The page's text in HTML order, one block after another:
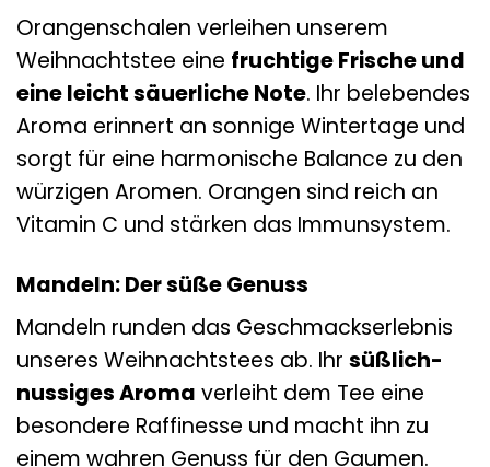
Orangenschalen verleihen unserem
Weihnachtstee eine fruchtige Frische und
eine leicht säuerliche Note. Ihr belebendes
Aroma erinnert an sonnige Wintertage und
sorgt für eine harmonische Balance zu den
würzigen Aromen. Orangen sind reich an
Vitamin C und stärken das Immunsystem.
Mandeln: Der süße Genuss
Mandeln runden das Geschmackserlebnis
unseres Weihnachtstees ab. Ihr süßlich-
nussiges Aroma verleiht dem Tee eine
besondere Raffinesse und macht ihn zu
einem wahren Genuss für den Gaumen.